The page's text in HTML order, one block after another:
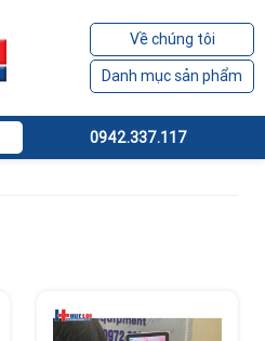
Về chúng tôi
Danh mục sản phẩm
0942.337.117